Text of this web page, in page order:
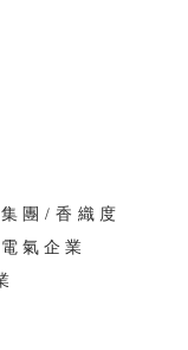
團/香織度
氣企業